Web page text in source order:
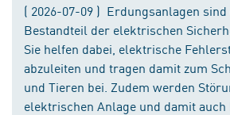
( 2026-07-09 ) Erdungsanlagen
Bestandteil der elektrischen
Sie helfen dabei, elektrische
abzuleiten und tragen damit zum
und Tieren bei. Zudem werden
elektrischen Anlage und damit